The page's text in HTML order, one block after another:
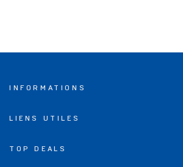
INFORMATIONS
LIENS UTILES
TOP DEALS